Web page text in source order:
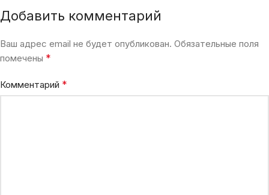
Добавить комментарий
Ваш адрес email не будет опубликован. Обязательные поля
помечены *
Комментарий *